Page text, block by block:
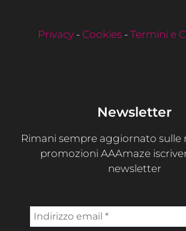
Privacy- Cookies- Termini e
Newsletter
Rimani sempre aggiornato sulle
promozioni AAAmaze
newsletter